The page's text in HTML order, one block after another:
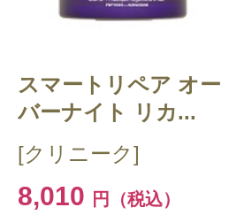
スマートリペア オー
バーナイト リカ...
[クリニーク]
8,010 円（税込）